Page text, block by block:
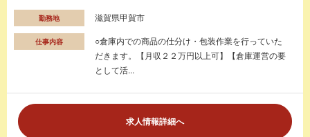
勤務地 滋賀県甲賀市
仕事内容
○倉庫内での商品の仕分け・包装作業を行っていた
だきます。【月収２２万円以上可】【倉庫運営の要
として活...
求人情報詳細へ